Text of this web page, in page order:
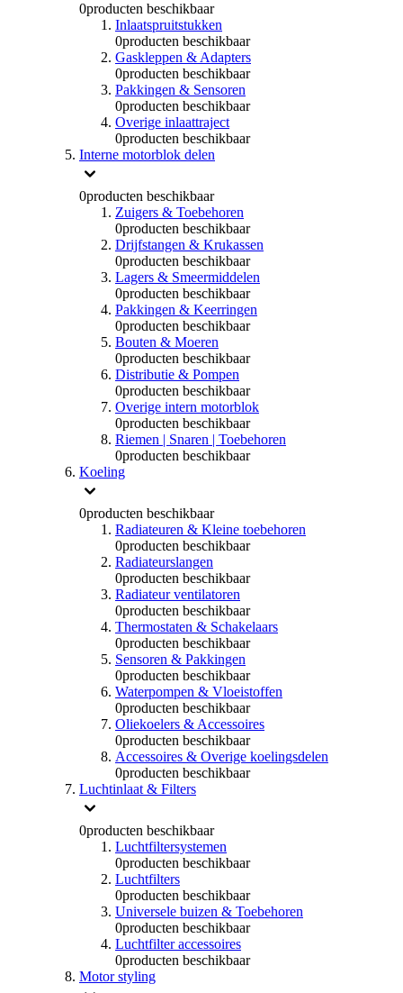
0producten beschikbaar
Inlaatspruitstukken
0producten beschikbaar
Gaskleppen & Adapters
0producten beschikbaar
Pakkingen & Sensoren
0producten beschikbaar
Overige inlaattraject
0producten beschikbaar
Interne motorblok delen
0producten beschikbaar
Zuigers & Toebehoren
0producten beschikbaar
Drijfstangen & Krukassen
0producten beschikbaar
Lagers & Smeermiddelen
0producten beschikbaar
Pakkingen & Keerringen
0producten beschikbaar
Bouten & Moeren
0producten beschikbaar
Distributie & Pompen
0producten beschikbaar
Overige intern motorblok
0producten beschikbaar
Riemen | Snaren | Toebehoren
0producten beschikbaar
Koeling
0producten beschikbaar
Radiateuren & Kleine toebehoren
0producten beschikbaar
Radiateurslangen
0producten beschikbaar
Radiateur ventilatoren
0producten beschikbaar
Thermostaten & Schakelaars
0producten beschikbaar
Sensoren & Pakkingen
0producten beschikbaar
Waterpompen & Vloeistoffen
0producten beschikbaar
Oliekoelers & Accessoires
0producten beschikbaar
Accessoires & Overige koelingsdelen
0producten beschikbaar
Luchtinlaat & Filters
0producten beschikbaar
Luchtfiltersystemen
0producten beschikbaar
Luchtfilters
0producten beschikbaar
Universele buizen & Toebehoren
0producten beschikbaar
Luchtfilter accessoires
0producten beschikbaar
Motor styling